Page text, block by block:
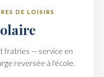
DE LOISIRS
fratries — service en
reversée à l'école.